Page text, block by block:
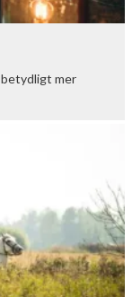
betydligt mer